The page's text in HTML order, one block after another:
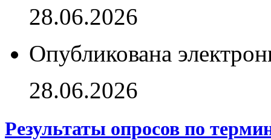
28.06.2026
Опубликована
28.06.2026
Результаты опросов по